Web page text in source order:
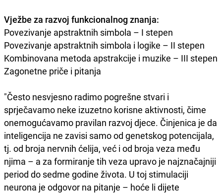
Vježbe za razvoj funkcionalnog znanja:
Povezivanje apstraktnih simbola – I stepen
Povezivanje apstraktnih simbola i logike – II stepen
Kombinovana metoda apstrakcije i muzike – III stepen
Zagonetne priče i pitanja
"Često nesvjesno radimo pogrešne stvari i
sprječavamo neke izuzetno korisne aktivnosti, čime
onemogućavamo pravilan razvoj djece. Činjenica je da
inteligencija ne zavisi samo od genetskog potencijala,
tj. od broja nervnih ćelija, već i od broja veza među
njima – a za formiranje tih veza upravo je najznačajniji
period do sedme godine života. U toj stimulaciji
neurona je odgovor na pitanje – hoće li dijete